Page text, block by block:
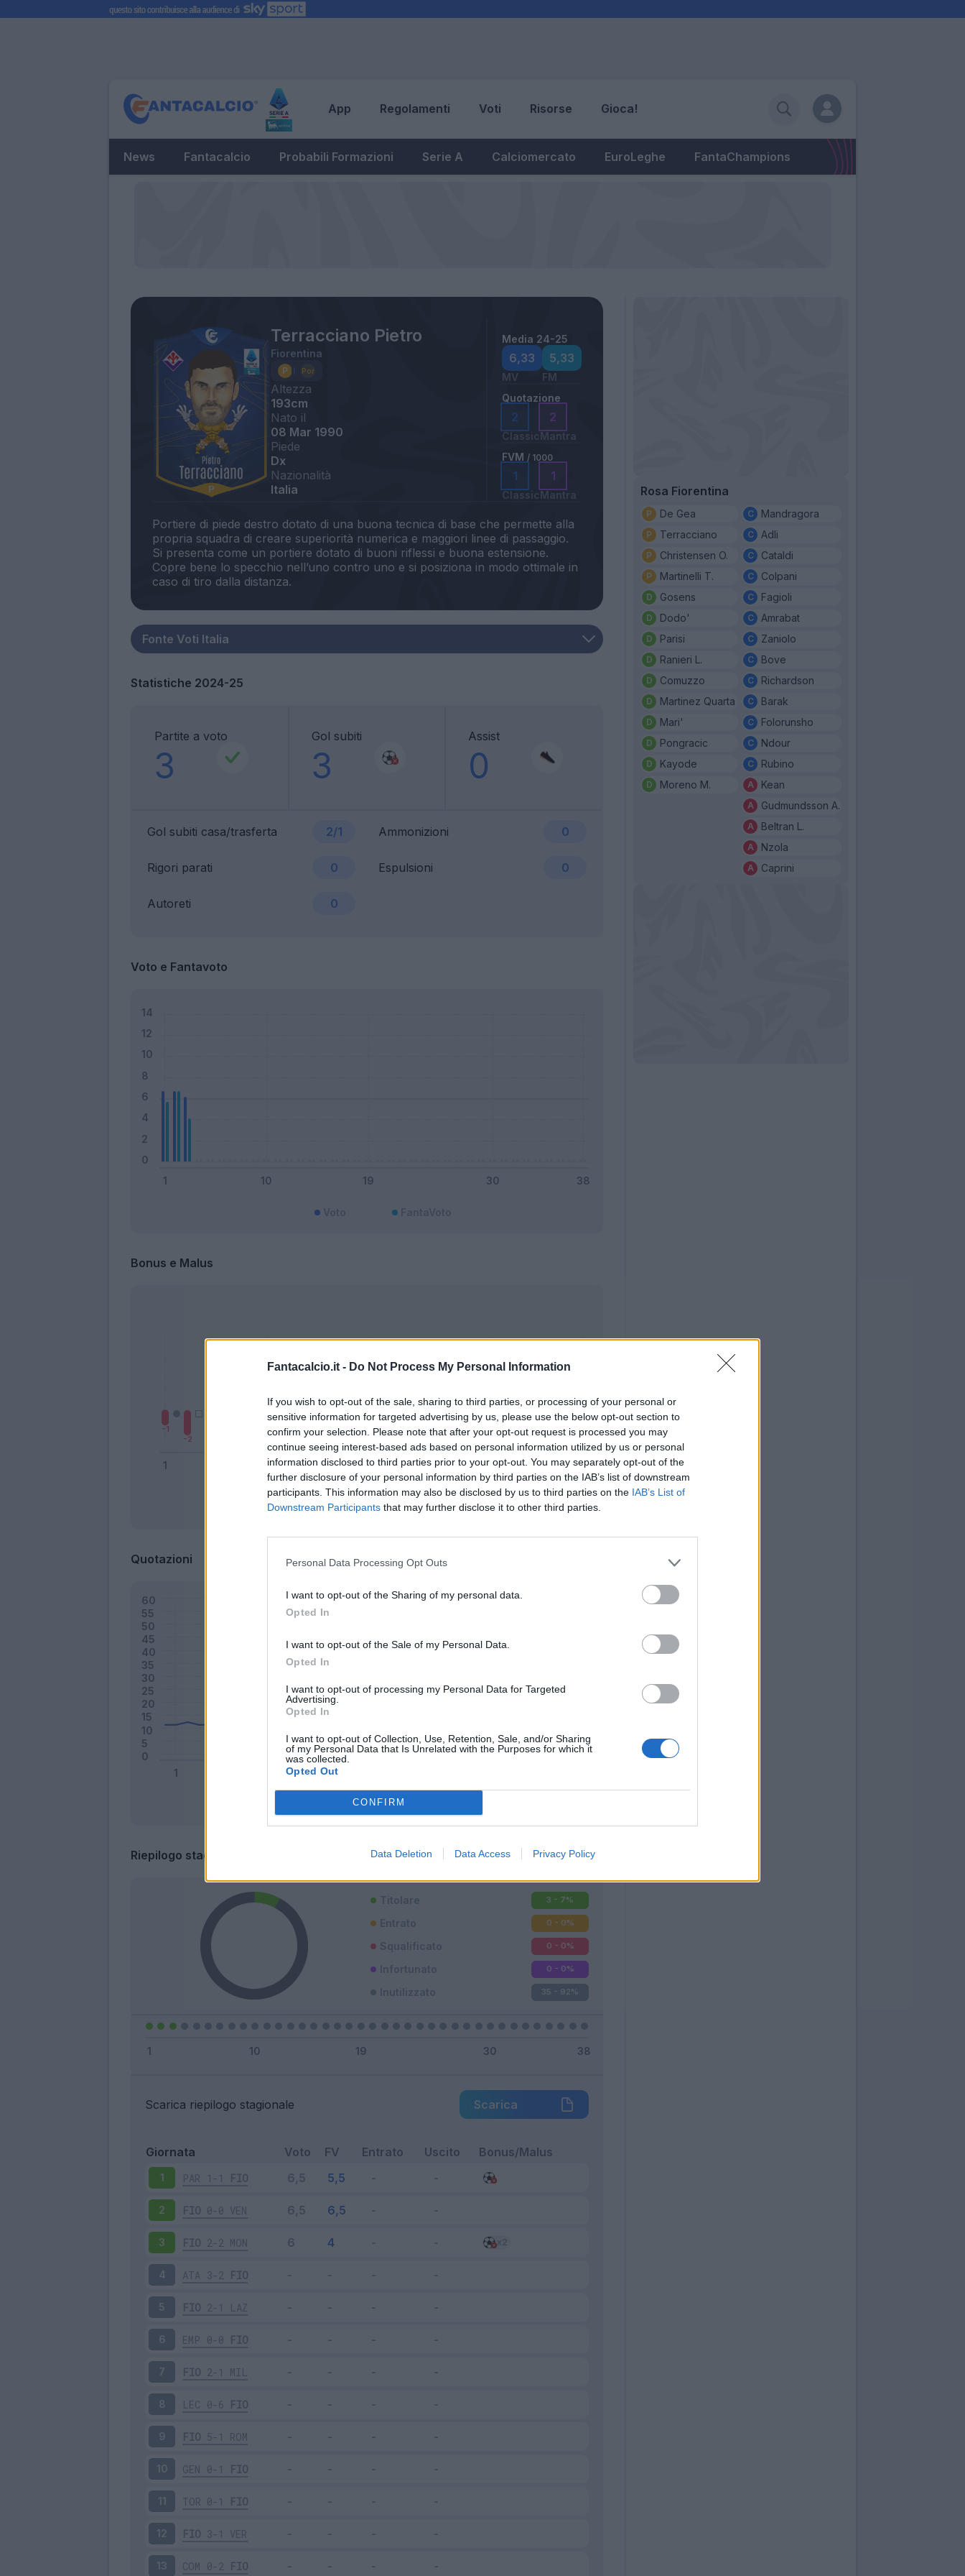
Fantacalcio.it - Do Not Process My Personal Information
If you wish to opt-out of the sale, sharing to third parties, or processing of your personal or
sensitive information for targeted advertising by us, please use the below opt-out section to
confirm your selection. Please note that after your opt-out request is processed you may
continue seeing interest-based ads based on personal information utilized by us or personal
information disclosed to third parties prior to your opt-out. You may separately opt-out of the
further disclosure of your personal information by third parties on the IAB’s list of downstream
participants. This information may also be disclosed by us to third parties on the IAB’s List of
Downstream Participants that may further disclose it to other third parties.
Personal Data Processing Opt Outs
I want to opt-out of the Sharing of my personal data.
Opted In
I want to opt-out of the Sale of my Personal Data.
Opted In
I want to opt-out of processing my Personal Data for Targeted
Advertising.
Opted In
I want to opt-out of Collection, Use, Retention, Sale, and/or Sharing
of my Personal Data that Is Unrelated with the Purposes for which it
was collected.
Opted Out
CONFIRM
Data Deletion Data Access Privacy Policy
App Regolamenti Voti Risorse Gioca!
News Fantacalcio Probabili Formazioni Serie A Calciomercato EuroLeghe FantaChampions
Terracciano Pietro
Fiorentina
Altezza
193cm
Nato il
08 Mar 1990
Piede
Dx
Nazionalità
Italia
Media 24-25
6,33
MV
5,33
FM
Quotazione
2
Classic
2
Mantra
FVM / 1000
1
Classic
1
Mantra
Portiere di piede destro dotato di una buona tecnica di base che permette alla
propria squadra di creare superiorità numerica e maggiori linee di passaggio.
Si presenta come un portiere dotato di buoni riflessi e buona estensione.
Copre bene lo specchio nell’uno contro uno e si posiziona in modo ottimale in
Statistiche 2024-25
Partite a voto
3
Gol subiti
3
Assist
0
Gol subiti casa/trasferta 2/1 Ammonizioni 0
Rigori parati 0 Espulsioni 0
Autoreti 0
Voto e Fantavoto
Bonus e Malus
Bonus Malus Presenze a voto
Quotazioni
Classic
Riepilogo stagione
Titolare 3 - 7%
Entrato 0 - 0%
Squalificato 0 - 0%
Infortunato 0 - 0%
Inutilizzato 35 - 92%
Scarica riepilogo stagionale Scarica
Giornata Voto FV Entrato Uscito Bonus/Malus
1 PAR 1-1 FIO
2 FIO 0-0 VEN
3 FIO 2-2 MON
4 ATA 3-2 FIO
5 FIO 2-1 LAZ
6 EMP 0-0 FIO
7 FIO 2-1 MIL
8 LEC 0-6 FIO
9 FIO 5-1 ROM
10 GEN 0-1 FIO
11 TOR 0-1 FIO
12 FIO 3-1 VER
13 COM 0-2 FIO
Rosa Fiorentina
De Gea
Terracciano
Christensen O.
Martinelli T.
Gosens
Dodo'
Parisi
Ranieri L.
Comuzzo
Martinez Quarta
Mari'
Pongracic
Kayode
Moreno M.
Mandragora
Adli
Cataldi
Colpani
Fagioli
Amrabat
Zaniolo
Bove
Richardson
Barak
Folorunsho
Ndour
Rubino
Kean
Gudmundsson A.
Beltran L.
Nzola
Caprini